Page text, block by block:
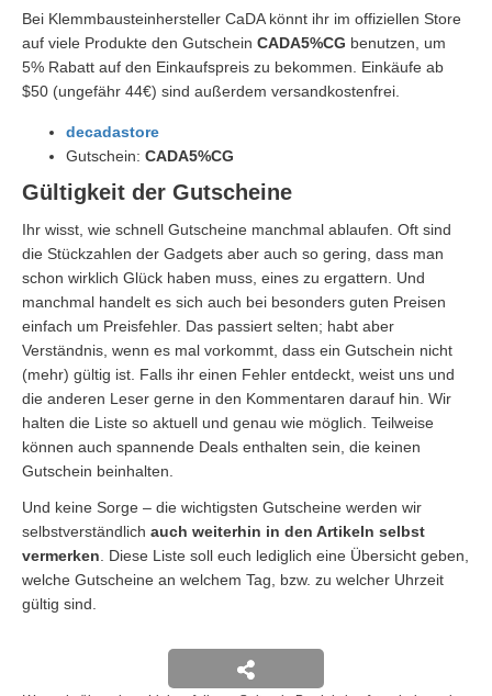
Bei Klemmbausteinhersteller CaDA könnt ihr im offiziellen Store
auf viele Produkte den Gutschein CADA5%CG benutzen, um
5% Rabatt auf den Einkaufspreis zu bekommen. Einkäufe ab
$50 (ungefähr 44€) sind außerdem versandkostenfrei.
decadastore
Gutschein: CADA5%CG
Gültigkeit der Gutscheine
Ihr wisst, wie schnell Gutscheine manchmal ablaufen. Oft sind
die Stückzahlen der Gadgets aber auch so gering, dass man
schon wirklich Glück haben muss, eines zu ergattern. Und
manchmal handelt es sich auch bei besonders guten Preisen
einfach um Preisfehler. Das passiert selten; habt aber
Verständnis, wenn es mal vorkommt, dass ein Gutschein nicht
(mehr) gültig ist. Falls ihr einen Fehler entdeckt, weist uns und
die anderen Leser gerne in den Kommentaren darauf hin. Wir
halten die Liste so aktuell und genau wie möglich. Teilweise
können auch spannende Deals enthalten sein, die keinen
Gutschein beinhalten.
Und keine Sorge – die wichtigsten Gutscheine werden wir
selbstverständlich auch weiterhin in den Artikeln selbst
vermerken . Diese Liste soll euch lediglich eine Übersicht geben,
welche Gutscheine an welchem Tag, bzw. zu welcher Uhrzeit
gültig sind.